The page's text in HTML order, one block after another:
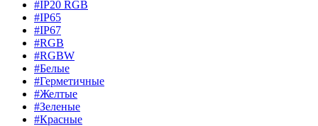
#IP20 RGB
#IP65
#IP67
#RGB
#RGBW
#Белые
#Герметичные
#Желтые
#Зеленые
#Красные